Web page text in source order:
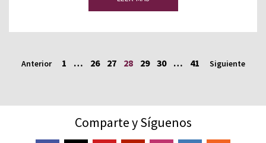
Anterior 1 … 26 27 28 29 30 … 41 Siguiente
Comparte y Síguenos